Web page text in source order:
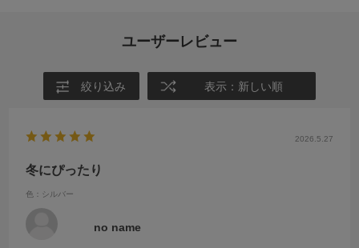
ユーザーレビュー
絞り込み 表示：新しい順
2026.5.27
冬にぴったり
色：シルバー
no name